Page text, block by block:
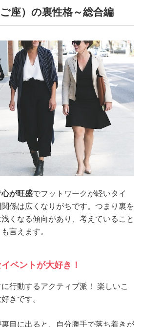
座）の裏性格～総合編
が旺盛でフットワークが軽いタイ
係は広くなりがちです。つまり裏を
くなる傾向があり、考えていること
言えます。
ベントが大好き！
行動するアクティブ派！ 楽しいこ
きです。
目に出ると、自分勝手で落ち着きが